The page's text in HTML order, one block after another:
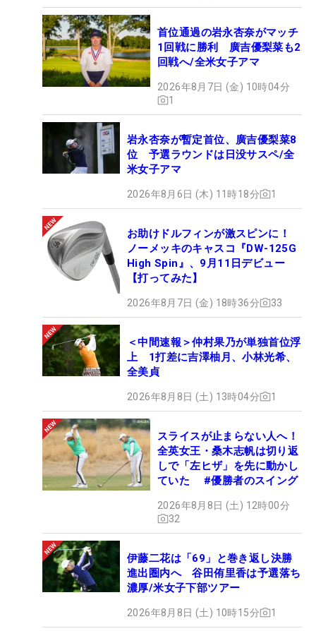
首位通過の岩永杏奈がマッチ
1回戦に勝利 廣吉優梨菜も2
回戦へ/全米女子アマ
2026年8月7日 (金) 10時04分
1
岩永杏奈が暫定首位、廣吉優梨菜8
位 予選ラウンドは日没サスペ/全
米女子アマ
2026年8月6日 (木) 11時18分 1
お助けドルフィンが激スピンに！
ノーメッキのキャスコ『DW-125G
High Spin』、9月11日デビュー
【打ってみた】
2026年8月7日 (金) 18時36分 33
＜中間速報＞仲村果乃が単独首位浮
上 1打差に吉澤柚月、小林光希、
全美貞
2026年8月8日 (土) 13時04分 1
スライスが止まらない人へ！
全英女王・桑木志帆は切り返
しで「左ヒザ」を先に動かし
ていた #優勝者のスイング
2026年8月8日 (土) 12時00分
32
伊藤二花は「69」と巻き返し決勝
進出圏内へ 谷田侑里香は予選落ち
濃厚/米女子下部ツアー
2026年8月8日 (土) 10時15分 1